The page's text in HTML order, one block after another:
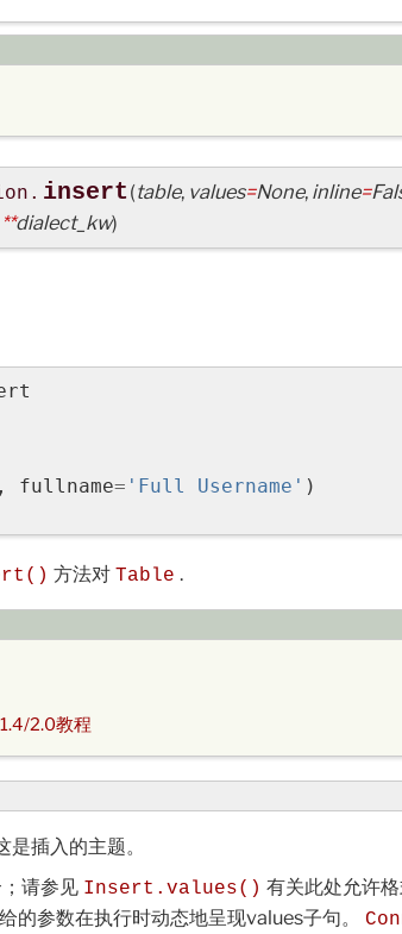
insert(table, values=None, inline=
**dialect_kw)
, fullname= 'Full Username' )
方法对 Table .
2.0教程
是插入的主题。
请参见 Insert.values() 有关此处允许
的参数在执行时动态地呈现values子句。